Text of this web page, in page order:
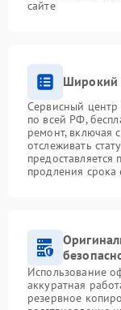
сайте
Широкий
Сервисный центр
по всей РФ,
ремонт, включая
отслеживать
продления срока
Использование
аккуратная
резервное